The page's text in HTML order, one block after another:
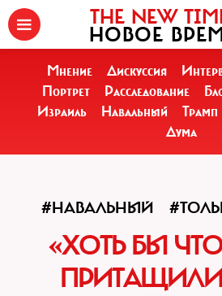
THE NEW
НОВОЕ
Мнение Дискуссия
Портрет
Расследование
Израиль
Навальный Трамп
Дума
#НАВАЛЬНЫЙ
«ХОТЬ БЫ
ПРИТАЩИЛИ